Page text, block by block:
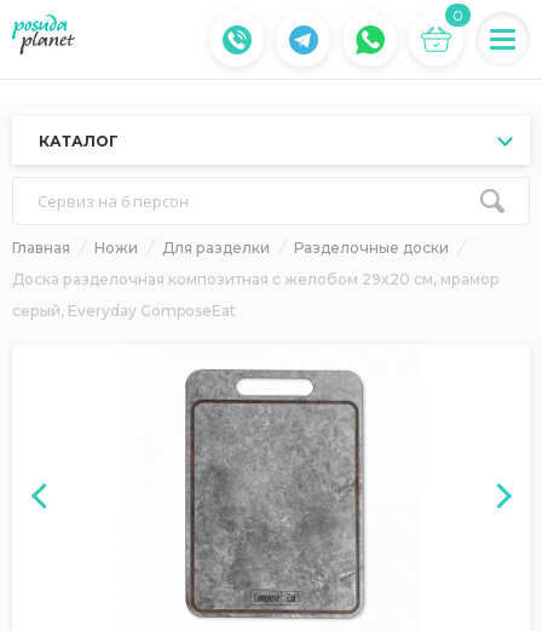
0
КАТАЛОГ
Сервиз на 6 персон
Главная Ножи Для разделки
Разделочные доски
Доска разделочная композитная с желобом 29x20 см, мрамор
серый, Everyday ComposeEat